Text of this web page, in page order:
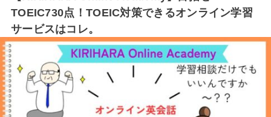
TOEIC730点！TOEIC対策できるオンライン学習
サービスはコレ。